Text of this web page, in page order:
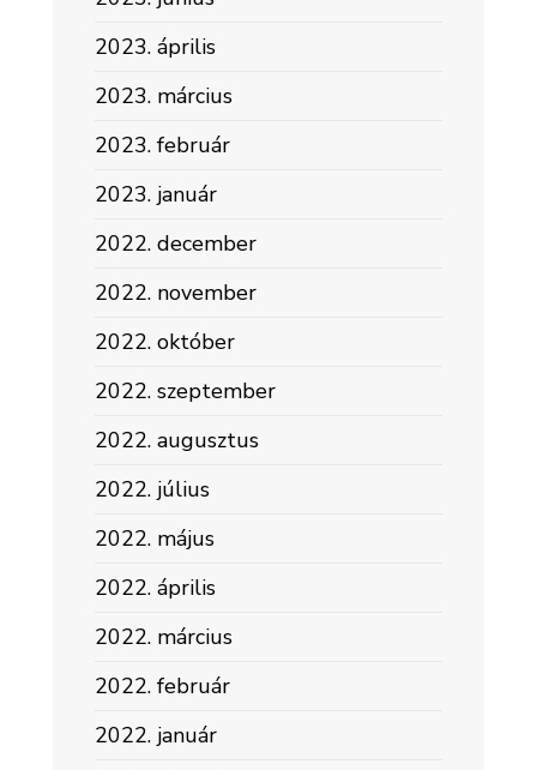
2023. április
2023. március
2023. február
2023. január
2022. december
2022. november
2022. október
2022. szeptember
2022. augusztus
2022. július
2022. május
2022. április
2022. március
2022. február
2022. január